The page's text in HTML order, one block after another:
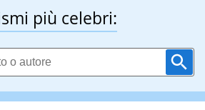
più celebri: